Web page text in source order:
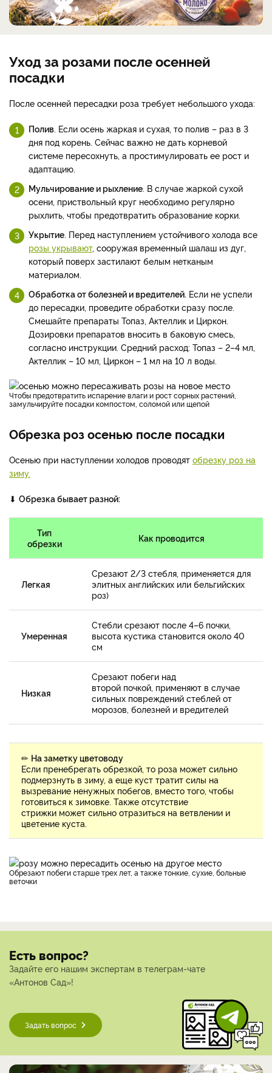
Уход за розами после осенней
посадки
После осенней пересадки роза требует небольшого ухода:
Полив. Если осень жаркая и сухая, то полив – раз в 3
дня под корень. Сейчас важно не дать корневой
системе пересохнуть, а простимулировать ее рост и
адаптацию.
Мульчирование и рыхление. В случае жаркой сухой
осени, приствольный круг необходимо регулярно
рыхлить, чтобы предотвратить образование корки.
Укрытие. Перед наступлением устойчивого холода все
розы укрывают, сооружая временный шалаш из дуг,
который поверх застилают белым нетканым
материалом.
Обработка от болезней и вредителей. Если не успели
до пересадки, проведите обработки сразу после.
Смешайте препараты Топаз, Актеллик и Циркон.
Дозировки препаратов вносить в баковую смесь,
согласно инструкции. Средний расход: Топаз – 2–4 мл,
Актеллик – 10 мл, Циркон – 1 мл на 10 л воды.
Чтобы предотвратить испарение влаги и рост сорных растений,
замульчируйте посадки компостом, соломой или щепой
Обрезка роз осенью после посадки
Осенью при наступлении холодов проводят обрезку роз на
зиму.
⬇ Обрезка бывает разной:
Тип
обрезки
Как проводится
Легкая
Срезают 2/3 стебля, применяется для
элитных английских или бельгийских
роз)
Умеренная
Стебли срезают после 4–6 почки,
высота кустика становится около 40
см
Низкая
Срезают побеги над
второй почкой, применяют в случае
сильных повреждений стеблей от
морозов, болезней и вредителей
✏ На заметку цветоводу
Если пренебрегать обрезкой, то роза может сильно
подмерзнуть в зиму, а еще куст тратит силы на
вызревание ненужных побегов, вместо того, чтобы
готовиться к зимовке. Также отсутствие
стрижки может сильно отразиться на ветвлении и
цветение куста.
Обрезают побеги старше трех лет, а также тонкие, сухие, больные
веточки
Есть вопрос?
Задайте его нашим экспертам в телеграм-чате
«Антонов Сад»!
Задать вопрос